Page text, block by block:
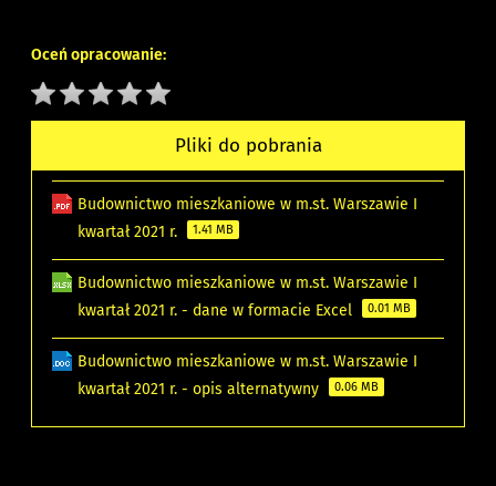
Oceń opracowanie:
Pliki do pobrania
Budownictwo mieszkaniowe w m.st. Warszawie I
kwartał 2021 r.
1.41 MB
Budownictwo mieszkaniowe w m.st. Warszawie I
kwartał 2021 r. - dane w formacie Excel
0.01 MB
Budownictwo mieszkaniowe w m.st. Warszawie I
kwartał 2021 r. - opis alternatywny
0.06 MB